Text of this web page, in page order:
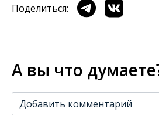
Поделиться:
А вы что
Добавить комментарий